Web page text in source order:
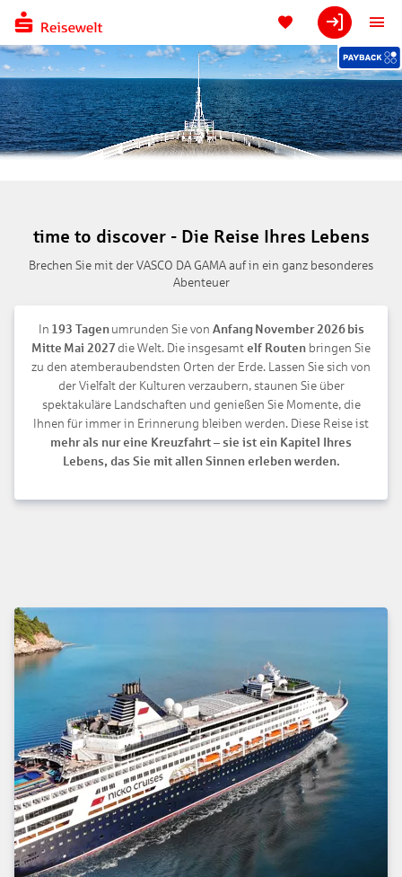
time to discover - Die Reise Ihres Lebens
Brechen Sie mit der VASCO DA GAMA auf in ein ganz besonderes
Abenteuer
In 193 Tagenumrunden Sie von Anfang November 2026 bis
Mitte Mai 2027 die Welt. Die insgesamt elf Routen bringen Sie
zu den atemberaubendsten Orten der Erde. Lassen Sie sich von
der Vielfalt der Kulturen verzaubern, staunen Sie über
spektakuläre Landschaften und genießen Sie Momente, die
Ihnen für immer in Erinnerung bleiben werden. Diese Reise ist
mehr als nur eine Kreuzfahrt – sie ist ein Kapitel Ihres
Lebens, das Sie mit allen Sinnen erleben werden.